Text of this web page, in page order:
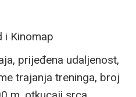
i Kinomap
prijeđena udaljenost,
trajanja treninga, broj